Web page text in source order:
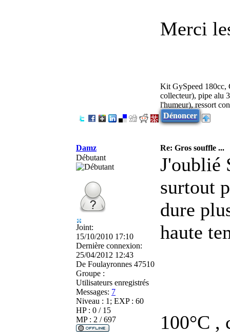
Merci
Kit GySpeed 180cc,
collecteur), pipe alu
l'humeur), ressort
Dénoncer
Damz
Re: Gros souffle ...
Débutant
Joint:
15/10/2010 17:10
Dernière connexion:
25/04/2012 12:43
De Foulayronnes 47510
Groupe :
Utilisateurs enregistrés
Messages: 7
Niveau : 1; EXP : 60
HP : 0 / 15
MP : 2 / 697
J'oublié
surtout
dure
haute
100°C ,